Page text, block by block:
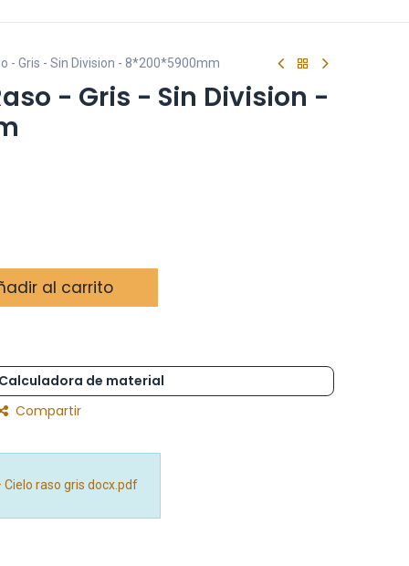
- Gris - Sin Division - 8*200*5900mm
- Gris - Sin Division -
al carrito
de material
Compartir
Cielo raso gris docx.pdf